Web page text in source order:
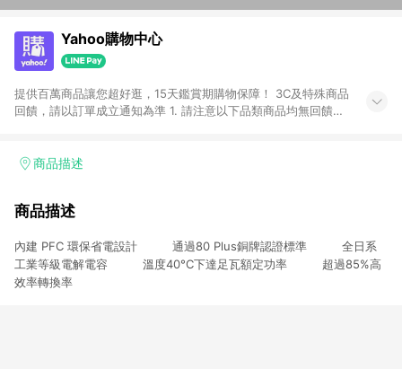
Yahoo購物中心
提供百萬商品讓您超好逛，15天鑑賞期購物保障！ 3C及特殊商品
回饋，請以訂單成立通知為準 1. 請注意以下品類商品均無回饋：
電玩/遊戲/相機/單眼/鏡頭/拍立得 [2024/6/1起適用] -內接硬
的購回饋活動享Yahoo超贈點回饋者 - 購物中心商店之商品：商
3. 訂單回饋金額將扣除運費/購物金/超贈點/福利金/紅利折抵/折
價券等虛擬貨幣折抵 4. 大宗採購或批發轉賣不具回饋資格： 如
有相關事證認定您為大宗採購、批發轉賣而非最終消費使用者，
商品描述
商品描述
內建 PFC 環保省電設計 通過80 Plus銅牌認證標準 全日系
工業等級電解電容 溫度40°C下達足瓦額定功率 超過85%高
效率轉換率